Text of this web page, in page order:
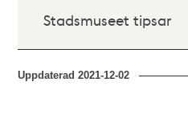
Stadsmuseet tipsar
Uppdaterad2021-12-02